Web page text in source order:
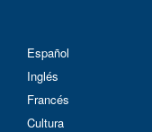
Español
Inglés
Francés
Cultura